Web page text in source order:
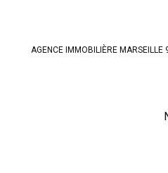
AGENCE IMMOBILIÈRE MARSEILLE